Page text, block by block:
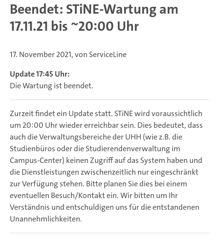
Beendet: STiNE-Wartung am
17.11.21 bis ~20:00 Uhr
17. November 2021, von ServiceLine
Update 17:45 Uhr:
Die Wartung ist beendet.
Zurzeit findet ein Update statt. STiNE wird voraussichtlich
um 20:00 Uhr wieder erreichbar sein. Dies bedeutet, dass
auch die Verwaltungsbereiche der UHH (wie z.B. die
Studienbüros oder die Studierendenverwaltung im
Campus-Center) keinen Zugriff auf das System haben und
die Dienstleistungen zwischenzeitlich nur eingeschränkt
zur Verfügung stehen. Bitte planen Sie dies bei einem
eventuellen Besuch/Kontakt ein. Wir bitten um Ihr
Verständnis und entschuldigen uns für die entstandenen
Unannehmlichkeiten.